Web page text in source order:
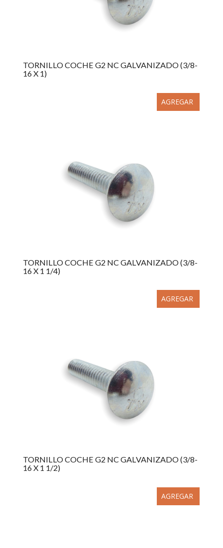
TORNILLO COCHE G2 NC GALVANIZADO (3/8-
16 X 1)
AGREGAR
TORNILLO COCHE G2 NC GALVANIZADO (3/8-
16 X 1 1/4)
AGREGAR
TORNILLO COCHE G2 NC GALVANIZADO (3/8-
16 X 1 1/2)
AGREGAR